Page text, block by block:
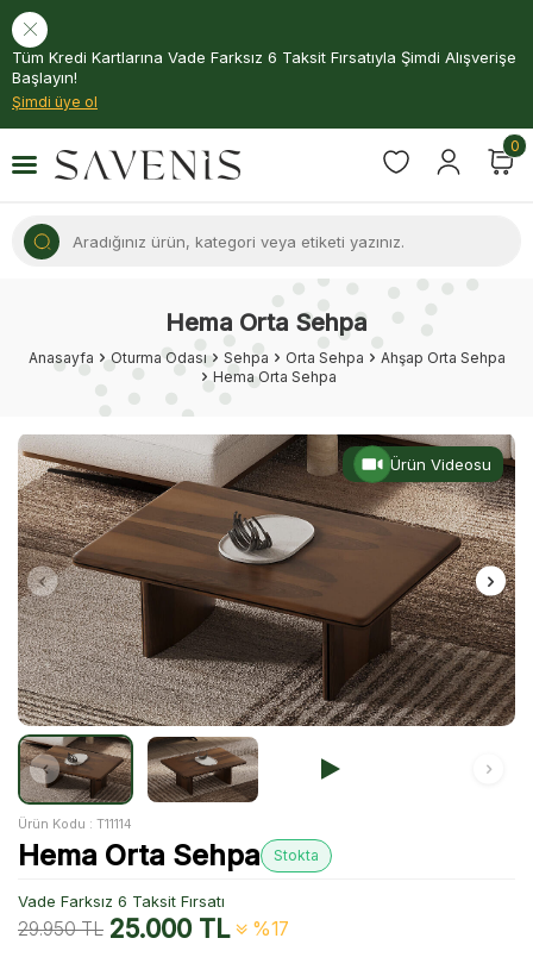
Tüm Kredi Kartlarına Vade Farksız 6 Taksit Fırsatıyla Şimdi Alışverişe
Başlayın!
Şimdi üye ol
0
Hema Orta Sehpa
Anasayfa Oturma Odası Sehpa Orta Sehpa
Ahşap Orta Sehpa
Hema Orta Sehpa
Ürün Videosu
Ürün Kodu : T11114
Hema Orta Sehpa Stokta
Vade Farksız 6 Taksit Fırsatı
29.950TL 25.000TL %17